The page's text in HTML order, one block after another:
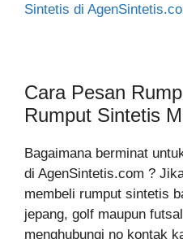
Sintetis di
Cara Pesan
Rumput Sintetis
Bagaimana berminat
di AgenSintetis.com ?
membeli rumput sintetis
jepang, golf maupun
menghubungi no kontak